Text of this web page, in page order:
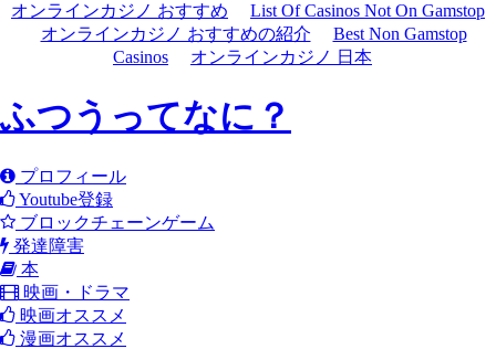
オンラインカジノ おすすめ
List Of Casinos Not On Gamstop
オンラインカジノ おすすめの紹介
Best Non Gamstop
Casinos
オンラインカジノ 日本
ふつうってなに？
プロフィール
Youtube登録
ブロックチェーンゲーム
発達障害
本
映画・ドラマ
映画オススメ
漫画オススメ